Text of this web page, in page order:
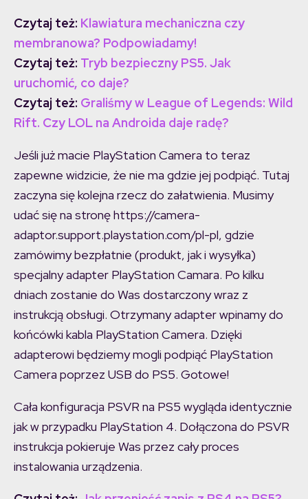
Czytaj też: Klawiatura mechaniczna czy
membranowa? Podpowiadamy!
Czytaj też: Tryb bezpieczny PS5. Jak
uruchomić, co daje?
Czytaj też: Graliśmy w League of Legends: Wild
Rift. Czy LOL na Androida daje radę?
Jeśli już macie PlayStation Camera to teraz
zapewne widzicie, że nie ma gdzie jej podpiąć. Tutaj
zaczyna się kolejna rzecz do załatwienia. Musimy
udać się na stronę https://camera-
adaptor.support.playstation.com/pl-pl, gdzie
zamówimy bezpłatnie (produkt, jak i wysyłka)
specjalny adapter PlayStation Camara. Po kilku
dniach zostanie do Was dostarczony wraz z
instrukcją obsługi. Otrzymany adapter wpinamy do
końcówki kabla PlayStation Camera. Dzięki
adapterowi będziemy mogli podpiąć PlayStation
Camera poprzez USB do PS5. Gotowe!
Cała konfiguracja PSVR na PS5 wygląda identycznie
jak w przypadku PlayStation 4. Dołączona do PSVR
instrukcja pokieruje Was przez cały proces
instalowania urządzenia.